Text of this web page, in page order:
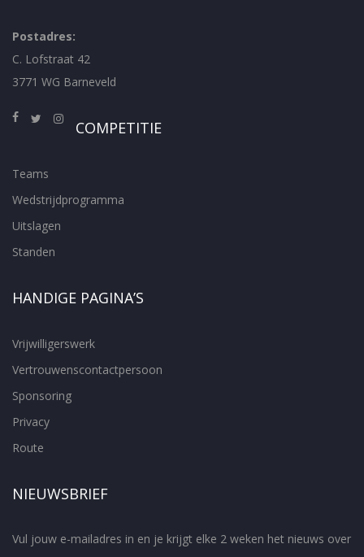
Postadres:
C. Lofstraat 42
3771 WG Barneveld
COMPETITIE
Teams
Wedstrijdprogramma
Uitslagen
Standen
HANDIGE PAGINA’S
Vrijwilligerswerk
Vertrouwenscontactpersoon
Sponsoring
Privacy
Route
NIEUWSBRIEF
Vul jouw e-mailadres in en je krijgt elke 2 weken het nieuws over